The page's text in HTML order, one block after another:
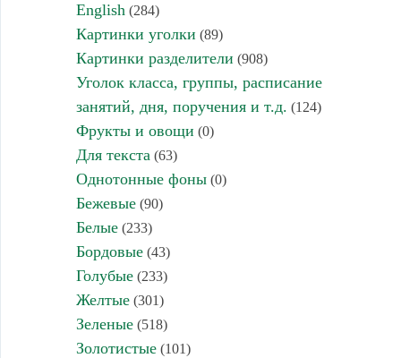
English (284)
Картинки уголки (89)
Картинки разделители (908)
Уголок класса, группы, расписание
занятий, дня, поручения и т.д. (124)
Фрукты и овощи (0)
Для текста (63)
Однотонные фоны(0)
Бежевые(90)
Белые(233)
Бордовые(43)
Голубые(233)
Желтые(301)
Зеленые(518)
Золотистые(101)